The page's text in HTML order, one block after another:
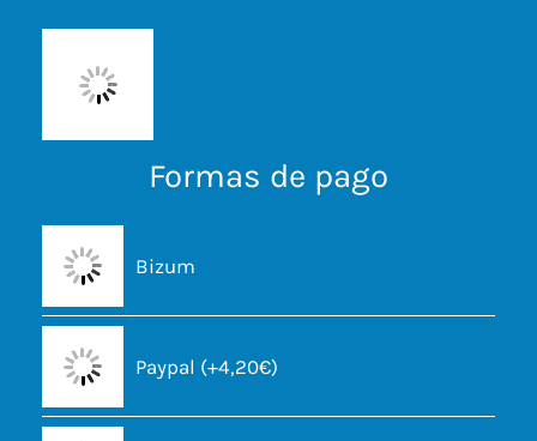
Formas de pago
Bizum
Paypal (+4,20€)